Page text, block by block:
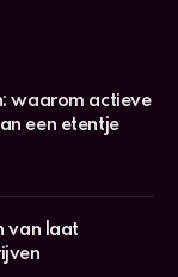
waarom actieve
een etentje
van laat